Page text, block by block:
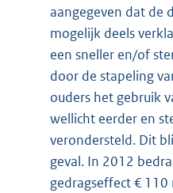
aangegeven dat de
mogelijk deels
een sneller en/of
door de stapeling
ouders het gebruik
wellicht eerder en
verondersteld. Dit
geval. In 2012
gedragseffect €